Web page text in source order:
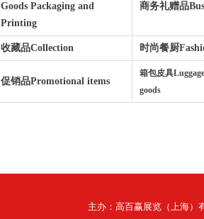
Goods Packaging and
Printing
商务礼赠品
收藏品Collection 时尚餐厨
促销品Promotional items
箱包皮具
goods
主办：高百赢展览（上海）有限